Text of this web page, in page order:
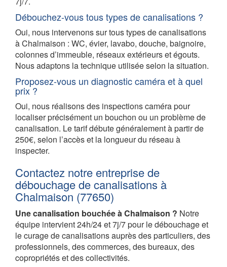
Débouchez-vous tous types de canalisations ?
Oui, nous intervenons sur tous types de canalisations
à Chalmaison : WC, évier, lavabo, douche, baignoire,
colonnes d’immeuble, réseaux extérieurs et égouts.
Nous adaptons la technique utilisée selon la situation.
Proposez-vous un diagnostic caméra et à quel
prix ?
Oui, nous réalisons des inspections caméra pour
localiser précisément un bouchon ou un problème de
canalisation. Le tarif débute généralement à partir de
250€, selon l’accès et la longueur du réseau à
inspecter.
Contactez notre entreprise de
débouchage de canalisations à
Chalmaison (77650)
Une canalisation bouchée à Chalmaison ? Notre
équipe intervient 24h/24 et 7j/7 pour le débouchage et
le curage de canalisations auprès des particuliers, des
professionnels, des commerces, des bureaux, des
copropriétés et des collectivités.